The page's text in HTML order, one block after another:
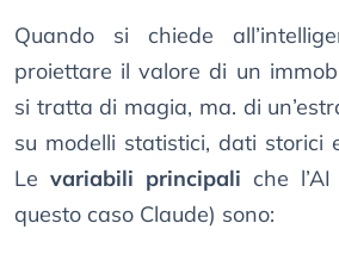
Quando si chiede
proiettare il valore di un
si tratta di magia, ma. di
su modelli statistici, dati storici
Le variabili principali che
questo caso Claude) sono: